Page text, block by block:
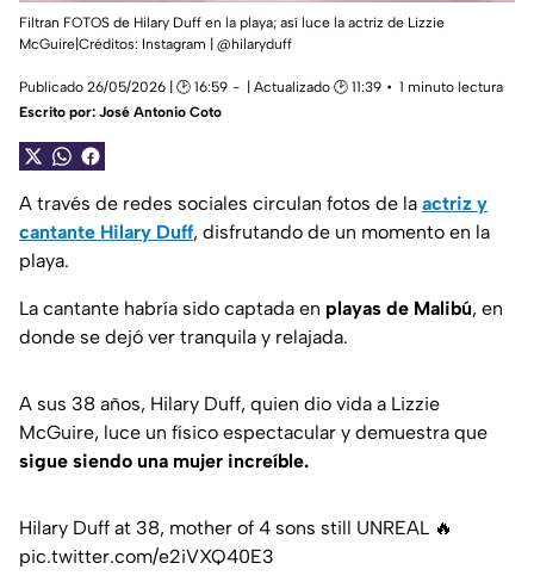
Filtran FOTOS de Hilary Duff en la playa; así luce la actriz de Lizzie
McGuire|Créditos: Instagram | @hilaryduff
Publicado 26/05/2026 | 🕑 16:59 | Actualizado 🕑 11:39
1 minuto lectura
Escrito por: José Antonio Coto
A través de redes sociales circulan fotos de la actriz y
cantante Hilary Duff, disfrutando de un momento en la
playa.
La cantante habría sido captada en playas de Malibú, en
donde se dejó ver tranquila y relajada.
A sus 38 años, Hilary Duff, quien dio vida a Lizzie
McGuire, luce un físico espectacular y demuestra que
sigue siendo una mujer increíble.
Hilary Duff at 38, mother of 4 sons still UNREAL 🔥
pic.twitter.com/e2iVXQ40E3